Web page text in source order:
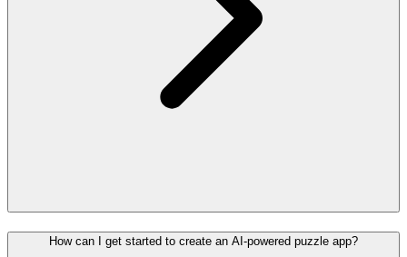
How can I get started to create an AI-powered puzzle app?